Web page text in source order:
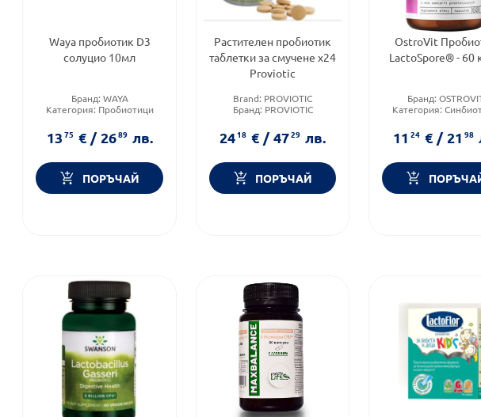
Waya пробиотик D3
солуцио 10мл
Бранд: WAYA
Категория: Пробиотици
1375 € / 2689 лв.
ПОРЪЧАЙ
Растителен пробиотик
таблетки за смучене х24
Proviotic
Brand: PROVIOTIC
Бранд: PROVIOTIC
таблетки
2418 € / 4729 лв.
ПОРЪЧАЙ
OstroVit
LactoSpore® - 60
Бранд:
Категория:
1124 € / 2198